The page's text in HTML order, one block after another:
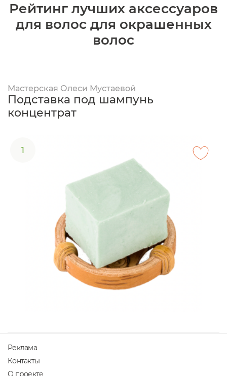
Рейтинг лучших аксессуаров
для волос для окрашенных
волос
Мастерская Олеси Мустаевой
Подставка под шампунь
концентрат
1
Реклама
Контакты
О проекте